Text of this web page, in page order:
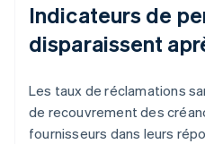
Indicateurs de
disparaissent
Les taux de réclamations
de recouvrement des
fournisseurs dans leurs